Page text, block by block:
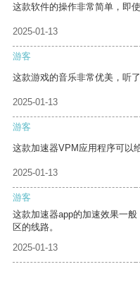
这款软件的操作非常简单，即
2025-01-13
游客
这款游戏的音乐非常优美，听
2025-01-13
游客
这款加速器VPM应用程序可以
2025-01-13
游客
这款加速器app的加速效果一
区的线路。
2025-01-13